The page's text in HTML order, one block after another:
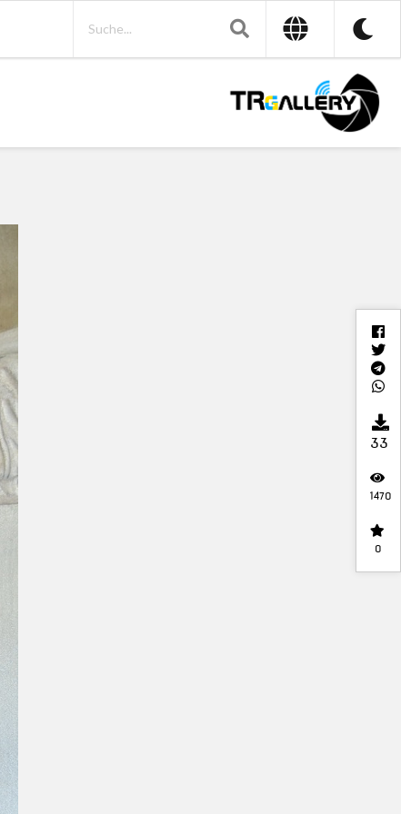
33
1470
0